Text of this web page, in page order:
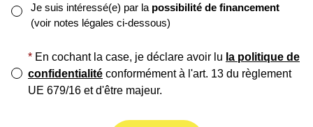
Intérêt
pour
financement
Je suis intéressé(e) par la possibilité de financement
(voir notes légales ci-dessous)
* En cochant la case, je déclare avoir lu la politique de
confidentialité conformément à l'art. 13 du règlement
UE 679/16 et d'être majeur.